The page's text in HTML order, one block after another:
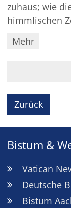
zuhaus; wie
himmlischen
Mehr
Zurück
Bistum &
Vatican
Deutsche
Bistum